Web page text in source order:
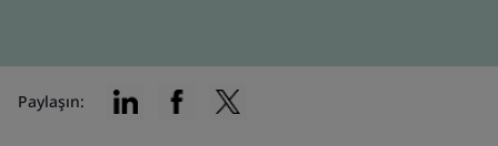
Paylaşın: